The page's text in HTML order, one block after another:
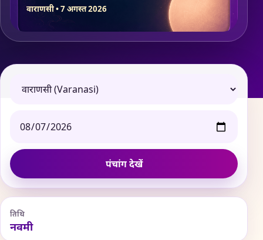
वाराणसी • 7 अगस्त 2026
पंचांग देखें
तिथि
नवमी